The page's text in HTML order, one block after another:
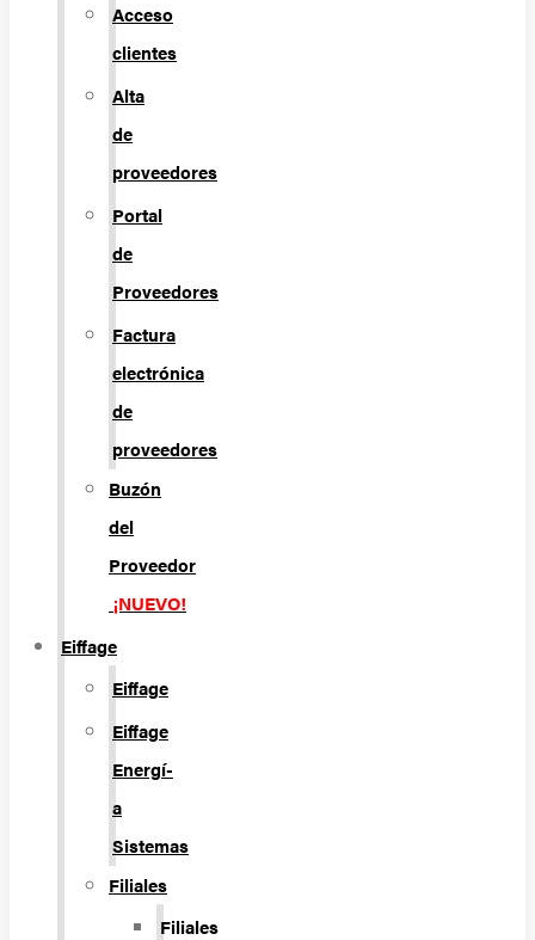
Acceso
clientes
Alta
de
proveedores
Portal
de
Proveedores
Factura
electrónica
de
proveedores
Buzón
del
Proveedor
¡NUEVO!
Eiffage
Eiffage
Eiffage
Energí­
a
Sistemas
Filiales
Filiales